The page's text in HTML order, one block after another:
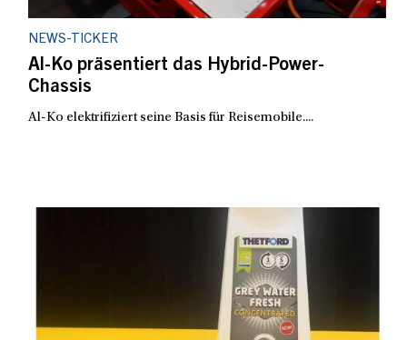
NEWS-TICKER
Al-Ko präsentiert das Hybrid-Power-
Chassis
Al-Ko elektrifiziert seine Basis für Reisemobile....